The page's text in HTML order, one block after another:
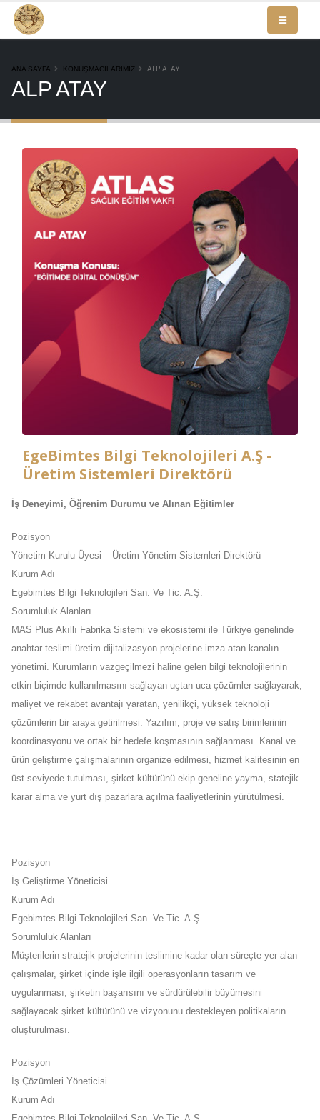
ANA SAYFA KONUŞMACILARIMIZ ALP ATAY
ALP ATAY
EgeBimtes Bilgi Teknolojileri A.Ş -
Üretim Sistemleri Direktörü
İş Deneyimi, Öğrenim Durumu ve Alınan Eğitimler
Pozisyon
Yönetim Kurulu Üyesi – Üretim Yönetim Sistemleri Direktörü
Kurum Adı
Egebimtes Bilgi Teknolojileri San. Ve Tic. A.Ş.
Sorumluluk Alanları
MAS Plus Akıllı Fabrika Sistemi ve ekosistemi ile Türkiye genelinde
anahtar teslimi üretim dijitalizasyon projelerine imza atan kanalın
yönetimi. Kurumların vazgeçilmezi haline gelen bilgi teknolojilerinin
etkin biçimde kullanılmasını sağlayan uçtan uca çözümler sağlayarak,
maliyet ve rekabet avantajı yaratan, yenilikçi, yüksek teknoloji
çözümlerin bir araya getirilmesi. Yazılım, proje ve satış birimlerinin
koordinasyonu ve ortak bir hedefe koşmasının sağlanması. Kanal ve
ürün geliştirme çalışmalarının organize edilmesi, hizmet kalitesinin en
üst seviyede tutulması, şirket kültürünü ekip geneline yayma, statejik
karar alma ve yurt dış pazarlara açılma faaliyetlerinin yürütülmesi.
Pozisyon
İş Geliştirme Yöneticisi
Kurum Adı
Egebimtes Bilgi Teknolojileri San. Ve Tic. A.Ş.
Sorumluluk Alanları
Müşterilerin stratejik projelerinin teslimine kadar olan süreçte yer alan
çalışmalar, şirket içinde işle ilgili operasyonların tasarım ve
uygulanması; şirketin başarısını ve sürdürülebilir büyümesini
sağlayacak şirket kültürünü ve vizyonunu destekleyen politikaların
oluşturulması.
Pozisyon
İş Çözümleri Yöneticisi
Kurum Adı